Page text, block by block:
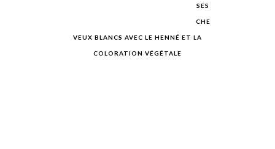
SES
CHE
VEUX BLANCS AVEC LE HENNÉ ET LA
COLORATION VÉGÉTALE